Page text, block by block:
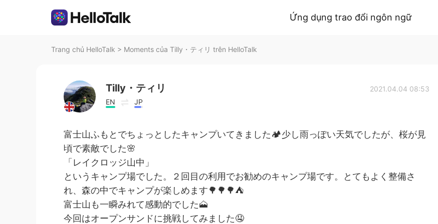
Ứng dụng trao đổi ngôn ngữ
Trang chủ HelloTalk > Moments của Tilly・ティリ trên HelloTalk
Tilly・ティリ
EN JP
2021.04.04 08:53
富士山ふもとでちょっとしたキャンプいてきました🏕️少し雨っぽい天気でしたが、桜が見
頃で素敵でした🌸
「レイクロッジ山中」
というキャンプ場でした。２回目の利用でお勧めのキャンプ場です。とてもよく整備さ
れ、森の中でキャンプが楽しめます🌳🌳🌳⛺
富士山も一瞬みれて感動的でした🗻
今回はオープンサンドに挑戦してみました🤤